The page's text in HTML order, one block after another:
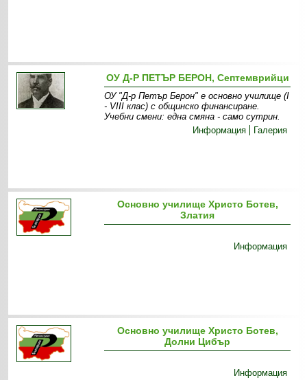
ОУ Д-Р ПЕТЪР БЕРОН, Септемврийци
ОУ "Д-р Петър Берон" е основно училище (І
- VІІІ клас) с общинско финансиране.
Учебни смени: една смяна - само сутрин .
Информация
Галерия
Основно училище Христо Ботев,
Златия
Информация
Основно училище Христо Ботев,
Долни Цибър
Информация